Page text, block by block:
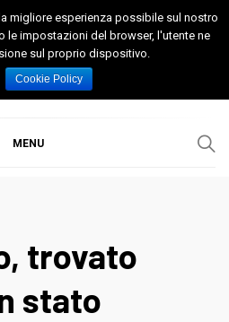
Eventi e Attività nella Capitanata
MENU
trovato
stato
migliore esperienza possibile sul nostro
le impostazioni del browser, l'utente ne
sul proprio dispositivo.
Cookie Policy